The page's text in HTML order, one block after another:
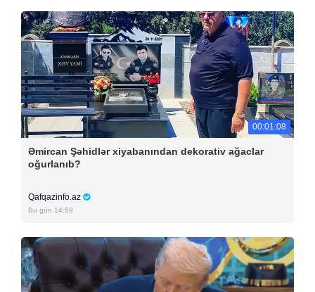
00:01:08
Əmircan Şəhidlər xiyabanından dekorativ ağaclar
oğurlanıb?
Qafqazinfo.az
Bu gün 14:59